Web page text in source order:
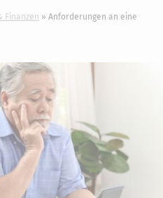
Finanzen
Anforderungen an eine